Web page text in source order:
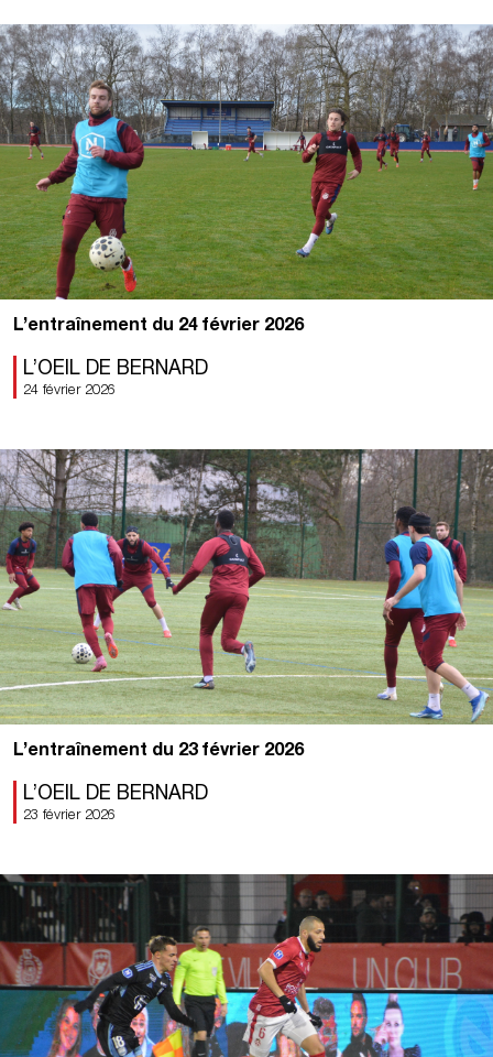
L’entraînement du 24 février 2026
L’OEIL DE BERNARD
24 février 2026
L’entraînement du 23 février 2026
L’OEIL DE BERNARD
23 février 2026